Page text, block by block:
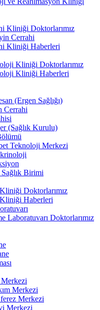
Kliniği Doktorlarımız
Cerrahi
Kliniği Haberleri
Kliniği Doktorlarımız
Kliniği Haberleri
(Ergen Sağlığı)
Cerrahi
(Sağlık Kurulu)
Teknoloji Merkezi
Birimi
Doktorlarımız
Haberleri
Laboratuvarı Doktorlarımız
Merkezi
Merkezi
Merkezi